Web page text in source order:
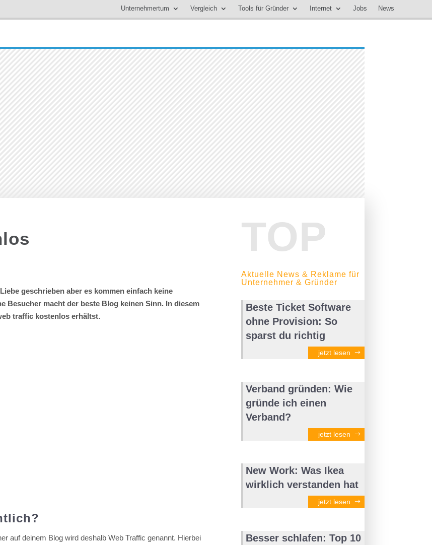
Unternehmertum Vergleich Tools für Gründer Internet Jobs News
geschrieben aber es kommen einfach keine
Besucher macht der beste Blog keinen Sinn. In diesem
traffic kostenlos erhältst.
auf deinem Blog wird deshalb Web Traffic genannt. Hierbei
TOP
Aktuelle News & Reklame für
Unternehmer & Gründer
Beste Ticket Software
ohne Provision: So
sparst du richtig
jetzt lesen
Verband gründen: Wie
gründe ich einen
Verband?
jetzt lesen
New Work: Was Ikea
wirklich verstanden hat
jetzt lesen
Besser schlafen: Top 10